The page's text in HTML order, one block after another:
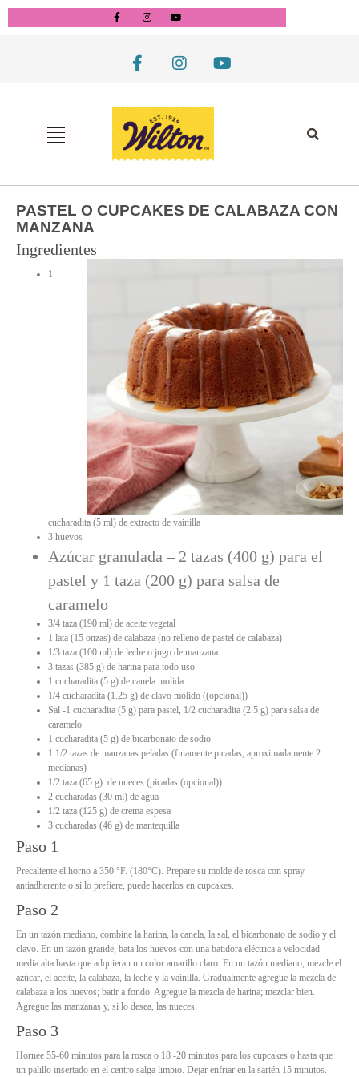
PASTEL O CUPCAKES DE CALABAZA CON
MANZANA
Ingredientes
1
cucharadita (5 ml) de extracto de vainilla
3 huevos
Azúcar granulada – 2 tazas (400 g) para el
pastel y 1 taza (200 g) para salsa de
caramelo
3/4 taza (190 ml) de aceite vegetal
1 lata (15 onzas) de calabaza (no relleno de pastel de calabaza)
1/3 taza (100 ml) de leche o jugo de manzana
3 tazas (385 g) de harina para todo uso
1 cucharadita (5 g) de canela molida
1/4 cucharadita (1.25 g) de clavo molido ((opcional))
Sal -1 cucharadita (5 g) para pastel, 1/2 cucharadita (2.5 g) para salsa de
caramelo
1 cucharadita (5 g) de bicarbonato de sodio
1 1/2 tazas de manzanas peladas (finamente picadas, aproximadamente 2
medianas)
1/2 taza (65 g) de nueces (picadas (opcional))
2 cucharadas (30 ml) de agua
1/2 taza (125 g) de crema espesa
3 cucharadas (46 g) de mantequilla
Paso 1
Precaliente el horno a 350 °F. (180°C). Prepare su molde de rosca con spray
antiadherente o si lo prefiere, puede hacerlos en cupcakes.
Paso 2
En un tazón mediano, combine la harina, la canela, la sal, el bicarbonato de sodio y el
clavo. En un tazón grande, bata los huevos con una batidora eléctrica a velocidad
media alta hasta que adquieran un color amarillo claro. En un tazón mediano, mezcle el
azúcar, el aceite, la calabaza, la leche y la vainilla. Gradualmente agregue la mezcla de
calabaza a los huevos; batir a fondo. Agregue la mezcla de harina; mezclar bien.
Agregue las manzanas y, si lo desea, las nueces.
Paso 3
Hornee 55-60 minutos para la rosca o 18 -20 minutos para los cupcakes o hasta que
un palillo insertado en el centro salga limpio. Dejar enfriar en la sartén 15 minutos.